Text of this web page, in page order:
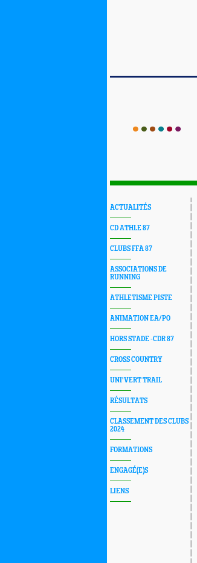
ACTUALITÉS
CD ATHLE 87
CLUBS FFA 87
ASSOCIATIONS DE
RUNNING
ATHLETISME PISTE
ANIMATION EA/PO
HORS STADE -CDR 87
CROSS COUNTRY
UNI'VERT TRAIL
RÉSULTATS
CLASSEMENT DES CLUBS
2024
FORMATIONS
ENGAGÉ(E)S
LIENS